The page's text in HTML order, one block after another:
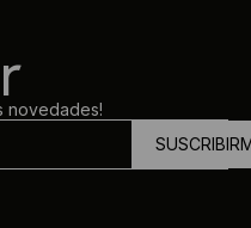
novedades!